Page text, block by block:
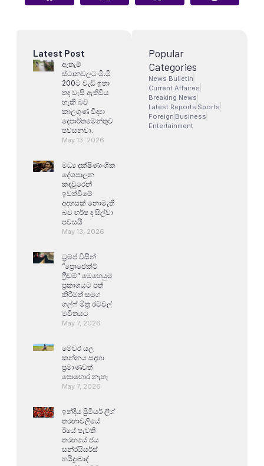
Latest Post
ඇතැම්
ස්ථානවලට මි.මි
200ට වැඩි ඉතා
තද වැසි ඇතිවිය
හැකි බව
කාලගුණ විද්‍යා
දෙපාර්තමේන්තුව
පවසනවා.
May 13, 2026
මධ්‍ය දක්ෂිණාංශික
දේශපාලන
කඳවුරෙන්
ඉවත්වීමේ
අදහසක් නොමැති
බව හර්ෂ ද සිල්වා
පවසයි
May 13, 2026
ට්‍රම්ප් විසින්
“ප්‍රොජෙක්ට්
ෆ්‍රීඩම්” මෙහෙයුම
ප්‍රකාශයට පත්
කිරීමත් සමග
ගල්ෆ් මිත්‍ර රටවල්
මවිතයට
May 7, 2026
මෙවර යල
කන්නය සඳහා
ප්‍රමාණවත්
පොහොර නැහැ
May 7, 2026
ඉන්දීය ප්‍රිමියර් ලීග්
තරඟාවලියේ
ඊයේ පැවති
තරඟයේ ජය
සන්රයිසර්ස්
හයිද්‍රාබාද්
Popular
Categories
News Bulletin
Current Affaires
Breaking News
Latest Reports Sports
Foreign Business
Entertainment